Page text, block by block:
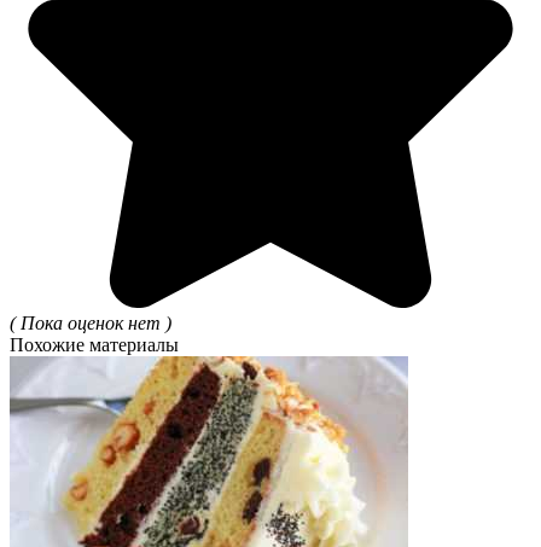
( Пока оценок нет )
Похожие материалы